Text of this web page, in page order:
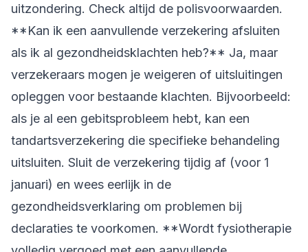
uitzondering. Check altijd de polisvoorwaarden.
**Kan ik een aanvullende verzekering afsluiten
als ik al gezondheidsklachten heb?** Ja, maar
verzekeraars mogen je weigeren of uitsluitingen
opleggen voor bestaande klachten. Bijvoorbeeld:
als je al een gebitsprobleem hebt, kan een
tandartsverzekering die specifieke behandeling
uitsluiten. Sluit de verzekering tijdig af (voor 1
januari) en wees eerlijk in de
gezondheidsverklaring om problemen bij
declaraties te voorkomen. **Wordt fysiotherapie